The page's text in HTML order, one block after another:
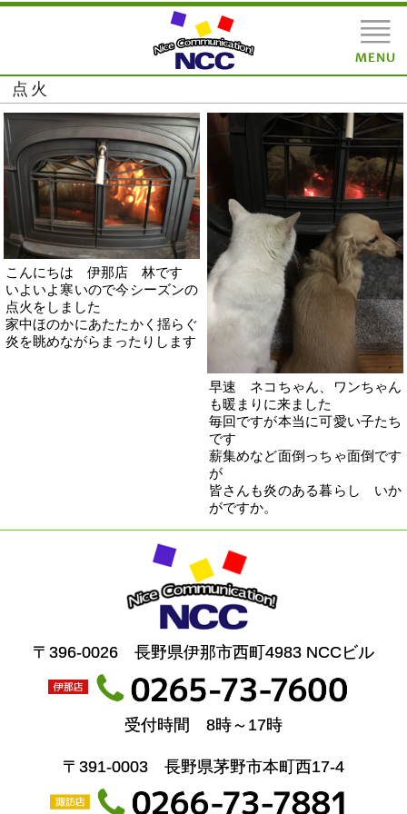
点火
こんにちは 伊那店 林です
いよいよ寒いので今シーズンの
点火をしました
家中ほのかにあたたかく揺らぐ
炎を眺めながらまったりします
早速 ネコちゃん、ワンちゃん
も暖まりに来ました
毎回ですが本当に可愛い子たち
です
薪集めなど面倒っちゃ面倒です
が
皆さんも炎のある暮らし いか
がですか。
〒396-0026 長野県伊那市西町4983 NCCビル
受付時間 8時～17時
〒391-0003 長野県茅野市本町西17-4